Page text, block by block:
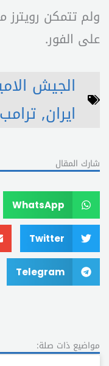
ولم تتمكن
على الفور.
الجيش
ايران, ترامب
شارك المقال
WhatsApp
Twitter
Telegram
مواضيع ذات صلة: